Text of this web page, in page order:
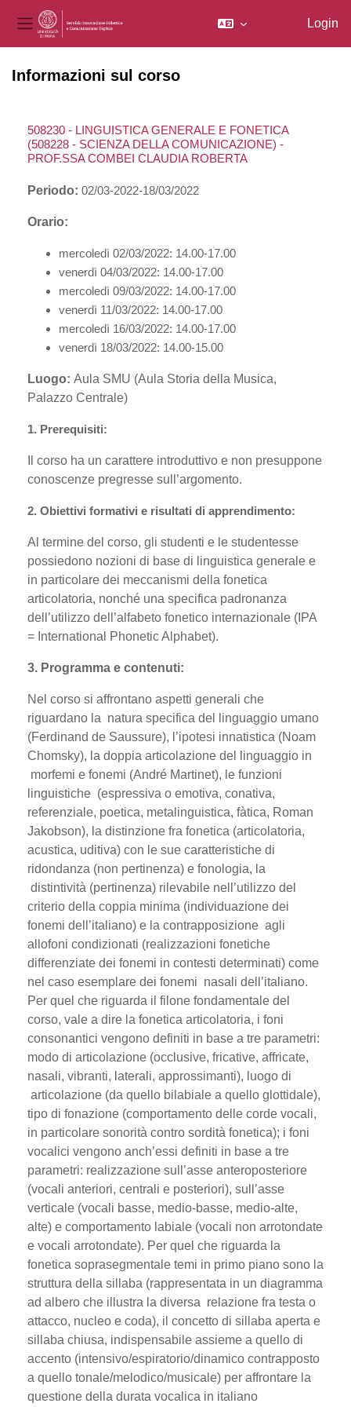
Pannello laterale
Login
Informazioni sul corso
508230 - LINGUISTICA GENERALE E FONETICA
(508228 - SCIENZA DELLA COMUNICAZIONE) -
PROF.SSA COMBEI CLAUDIA ROBERTA
Periodo: 02/03-2022-18/03/2022
Orario:
mercoledì 02/03/2022: 14.00-17.00
venerdì 04/03/2022: 14.00-17.00
mercoledì 09/03/2022: 14.00-17.00
venerdì 11/03/2022: 14.00-17.00
mercoledì 16/03/2022: 14.00-17.00
venerdì 18/03/2022: 14.00-15.00
Luogo: Aula SMU (Aula Storia della Musica,
Palazzo Centrale)
1. Prerequisiti:
Il corso ha un carattere introduttivo e non presuppone
conoscenze pregresse sull’argomento.
2. Obiettivi formativi e risultati di apprendimento:
Al termine del corso, gli studenti e le studentesse
possiedono nozioni di base di linguistica generale e
in particolare dei meccanismi della fonetica
articolatoria, nonché una specifica padronanza
dell’utilizzo dell’alfabeto fonetico internazionale (IPA
= International Phonetic Alphabet).
3. Programma e contenuti:
Nel corso si affrontano aspetti generali che
riguardano la natura specifica del linguaggio umano
(Ferdinand de Saussure), l’ipotesi innatistica (Noam
Chomsky), la doppia articolazione del linguaggio in
morfemi e fonemi (André Martinet), le funzioni
linguistiche (espressiva o emotiva, conativa,
referenziale, poetica, metalinguistica, fàtica, Roman
Jakobson), la distinzione fra fonetica (articolatoria,
acustica, uditiva) con le sue caratteristiche di
ridondanza (non pertinenza) e fonologia, la
distintività (pertinenza) rilevabile nell’utilizzo del
criterio della coppia minima (individuazione dei
fonemi dell’italiano) e la contrapposizione agli
allofoni condizionati (realizzazioni fonetiche
differenziate dei fonemi in contesti determinati) come
nel caso esemplare dei fonemi nasali dell’italiano.
Per quel che riguarda il filone fondamentale del
corso, vale a dire la fonetica articolatoria, i foni
consonantici vengono definiti in base a tre parametri:
modo di articolazione (occlusive, fricative, affricate,
nasali, vibranti, laterali, approssimanti), luogo di
articolazione (da quello bilabiale a quello glottidale),
tipo di fonazione (comportamento delle corde vocali,
in particolare sonorità contro sordità fonetica); i foni
vocalici vengono anch’essi definiti in base a tre
parametri: realizzazione sull’asse anteroposteriore
(vocali anteriori, centrali e posteriori), sull’asse
verticale (vocali basse, medio-basse, medio-alte,
alte) e comportamento labiale (vocali non arrotondate
e vocali arrotondate). Per quel che riguarda la
fonetica soprasegmentale temi in primo piano sono la
struttura della sillaba (rappresentata in un diagramma
ad albero che illustra la diversa relazione fra testa o
attacco, nucleo e coda), il concetto di sillaba aperta e
sillaba chiusa, indispensabile assieme a quello di
accento (intensivo/espiratorio/dinamico contrapposto
a quello tonale/melodico/musicale) per affrontare la
questione della durata vocalica in italiano